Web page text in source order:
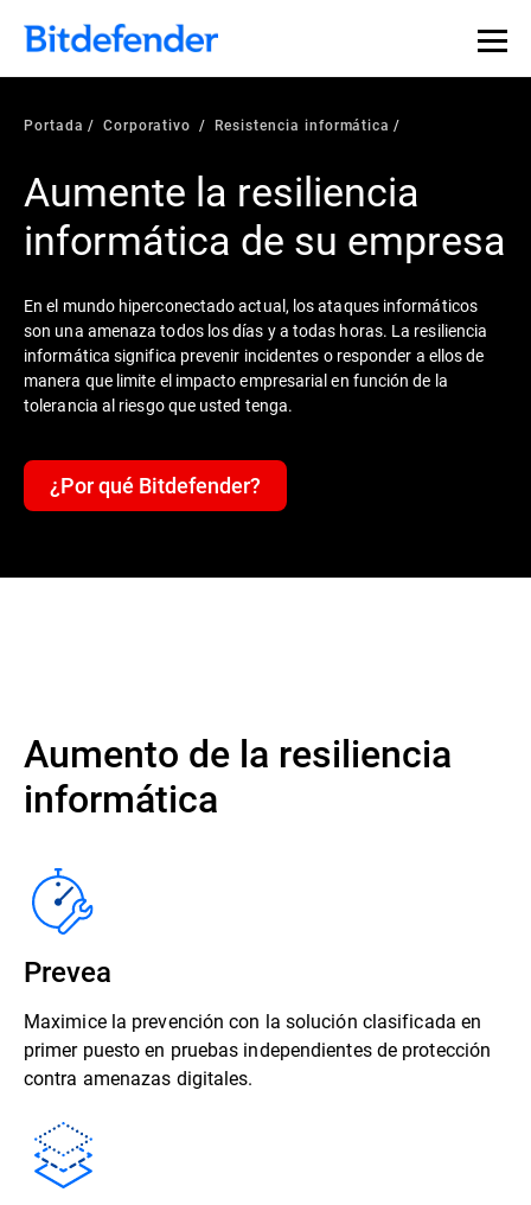
Portada Corporativo Resistencia informática
Aumente la resiliencia
informática de su empresa
En el mundo hiperconectado actual, los ataques informáticos
son una amenaza todos los días y a todas horas. La resiliencia
informática significa prevenir incidentes o responder a ellos de
manera que limite el impacto empresarial en función de la
tolerancia al riesgo que usted tenga.
¿Por qué Bitdefender?
Aumento de la resiliencia
informática
Prevea
Maximice la prevención con la solución clasificada en
primer puesto en pruebas independientes de protección
contra amenazas digitales.